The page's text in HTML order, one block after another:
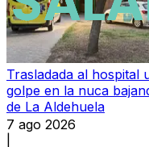
Trasladada al hospital
golpe en la nuca
de La Aldehuela
7 ago 2026